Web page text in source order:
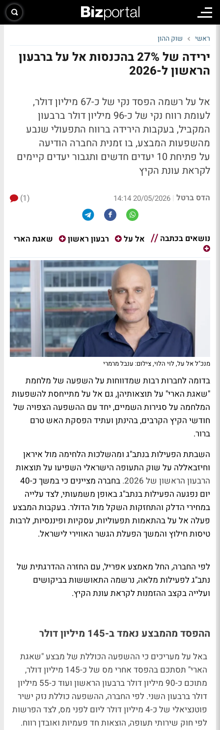
ראשי שוק ההון
ירידה של 27% בהכנסות אל על ברבעון
הראשון ל-2026
אל על רשמה הפסד נקי של כ-67 מיליון דולר,
לעומת רווח נקי של כ-96 מיליון דולר ברבעון
המקביל, בעקבות הירידה ברווח התפעולי שנבע
מהשפעות המבצע, בו זמנית החברה הודיעה
על
פתיחת 10 יעדים חדשים ותגבור יעדים קיימים
לקראת עונת הקיץ
הדס ברטל |
20/05/2026 14:14
(1)
נושאים בכתבה אל על רבעון ראשון שאגת הארי
מנכ"ל אל על, לוי הלוי, צילום: ענבל מרמרי
בדומה לחברות רבות שמדווחות על השפעה של מלחמת
"שאגת הארי" על תוצאותיהן, גם אל על מתייחסת להשפעות
המלחמה על סגירות השמיים, יחד עם ההשפעה הצפויה של
חודשי הקיץ הקרבים, בהינתן ועתיד הפסקת האש טרם
ברור.
השבתת הפעילות בנתב"ג ומהשלכות הלחימה מול איראן
וחיזבאללה על שוק התעופה הישראלי השפיעו על תוצאות
הרבעון הראשון של 2026.
בחברה מציינים כי במשך כ-40
יום נפגעה הפעילות בנתב"ג באופן משמעותי, לצד עלייה
במחירי הדלק והתחזקות השקל מול הדולר. בעקבות המבצע
פעלה אל על בהתאמות תפעוליות, עסקיות ופיננסיות, לרבות
טיסות חילוץ והמשך הפעלת הגשר האווירי לישראל.
לפי החברה, החל מאמצע אפריל, עם החזרה ההדרגתית של
נתב"ג לפעילות מלאה, נרשמה התאוששות בביקושים
ועלייה בקצב ההזמנות לקראת עונת הקיץ.
ההפסד מהמבצע נאמד ב-145 מיליון דולר
באל על מעריכים כי ההשפעה הכוללת של מבצע "שאגת
הארי" תסתכם בהפסד אחרי מס של כ-145 מיליון דולר,
מתוכם כ-90 מיליון דולר ברבעון הראשון ועוד כ-55 מיליון
דולר ברבעון השני. לפי החברה, ההשפעה כוללת נזק ישיר
פוטנציאלי של כ-4 מיליון דולר ליום לפני מס, לצד הפרשות
לפי חוק שירותי תעופה, הוצאות חד פעמיות ואובדן רווח.